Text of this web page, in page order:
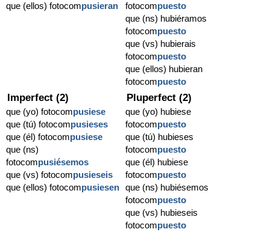
que (ellos) fotocompusieran
fotocompuesto
que (ns) hubiéramos
fotocompuesto
que (vs) hubierais
fotocompuesto
que (ellos) hubieran
fotocompuesto
Imperfect (2)
que (yo) fotocompusiese
que (tú) fotocompusieses
que (él) fotocompusiese
que (ns)
fotocompusiésemos
que (vs) fotocompusieseis
que (ellos) fotocompusiesen
Pluperfect (2)
que (yo) hubiese
fotocompuesto
que (tú) hubieses
fotocompuesto
que (él) hubiese
fotocompuesto
que (ns) hubiésemos
fotocompuesto
que (vs) hubieseis
fotocompuesto